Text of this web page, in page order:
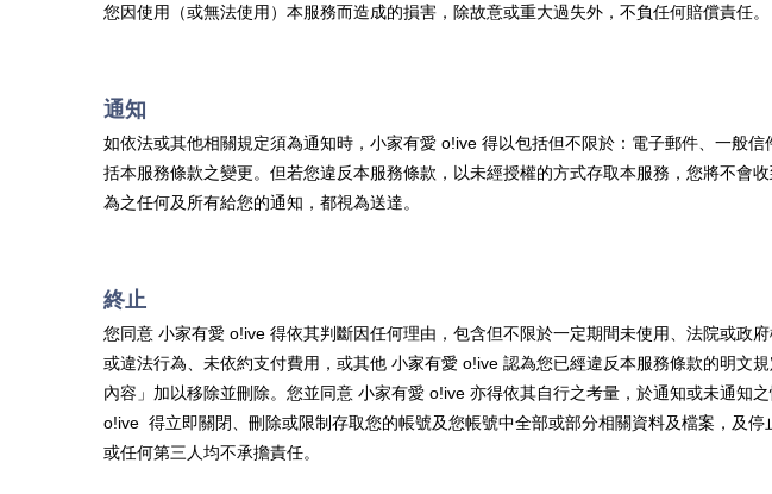
您因使用（或無法使用）本服務而造成的損害，除故意或重大過失外，不負任何賠償責任。
通知
如依法或其他相關規定須為通知時， 小家有愛 o!ive 得以包括但不限於：電子郵件、一般
括本服務條款之變更。但若您違反本服務條款，以未經授權的方式存取本服務，您將不會
為之任何及所有給您的通知，都視為送達。
終止
您同意 小家有愛 o!ive 得依其判斷因任何理由，包含但不限於一定期間未使用、法院或政
或違法行為、未依約支付費用，或其他 小家有愛 o!ive 認為您已經違反本服務條款的明文
內容」加以移除並刪除。您並同意 小家有愛 o!ive 亦得依其自行之考量，於通知或未通知
o!ive 得立即關閉、刪除或限制存取您的帳號及您帳號中全部或部分相關資料及檔案，及
或任何第三人均不承擔責任。